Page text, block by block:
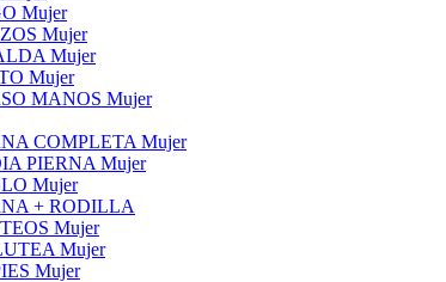
Mujer
Mujer
Mujer
Mujer
MANOS Mujer
COMPLETA Mujer
PIERNA Mujer
Mujer
+ RODILLA
Mujer
Mujer
Mujer